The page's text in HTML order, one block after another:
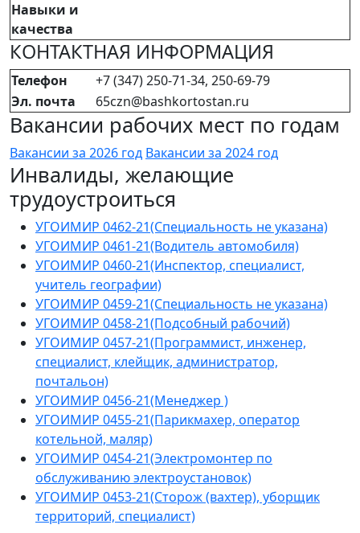
Навыки и
качества
КОНТАКТНАЯ ИНФОРМАЦИЯ
Телефон
+7 (347) 250-71-34, 250-69-79
Эл. почта
65czn@bashkortostan.ru
Вакансии рабочих мест по годам
Вакансии за 2026 год Вакансии за 2024 год
Инвалиды, желающие
трудоустроиться
УГОИМИР 0462-21(Специальность не указана)
УГОИМИР 0461-21(Водитель автомобиля)
УГОИМИР 0460-21(Инспектор, специалист,
учитель географии)
УГОИМИР 0459-21(Специальность не указана)
УГОИМИР 0458-21(Подсобный рабочий)
УГОИМИР 0457-21(Программист, инженер,
специалист, клейщик, администратор,
почтальон)
УГОИМИР 0456-21(Менеджер )
УГОИМИР 0455-21(Парикмахер, оператор
котельной, маляр)
УГОИМИР 0454-21(Электромонтер по
обслуживанию электроустановок)
УГОИМИР 0453-21(Сторож (вахтер), уборщик
территорий, специалист)